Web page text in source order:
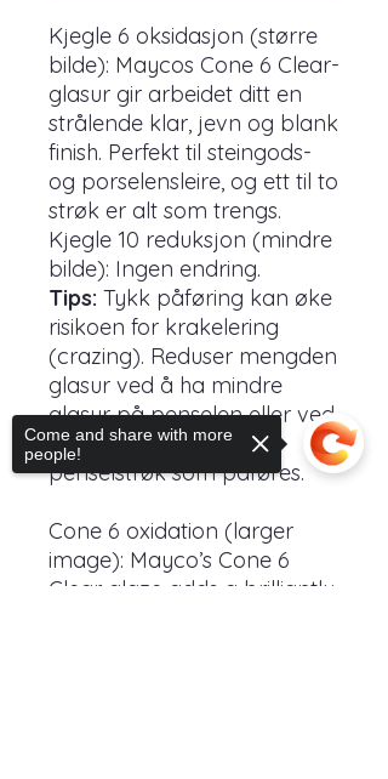
Kjegle 6 oksidasjon (større
bilde): Maycos Cone 6 Clear-
glasur gir arbeidet ditt en
strålende klar, jevn og blank
finish. Perfekt til steingods-
og porselensleire, og ett til to
strøk er alt som trengs.
Kjegle 10 reduksjon (mindre
bilde): Ingen endring.
Tips: Tykk påføring kan øke
risikoen for krakelering
(crazing). Reduser mengden
glasur ved å ha mindre
glasur på penselen eller ved
å redusere antall
penselstrøk som påføres.
Cone 6 oxidation (larger
image): Mayco’s Cone 6
Clear glaze adds a brilliantly
Come and share with more
people!